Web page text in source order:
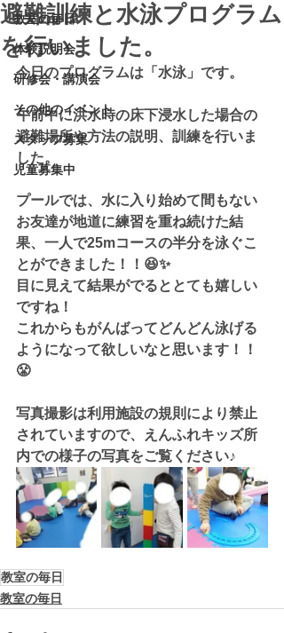
教室の毎日
体験説明会
研修会・講演会
その他のイベント
スタッフ募集
児童募集中
避難訓練と水泳プログラム
を行いました。
今日のプログラムは「水泳」です。
午前中に洪水時の床下浸水した場合の
避難場所や方法の説明、訓練を行いま
した。
プールでは、水に入り始めて間もない
お友達が地道に練習を重ね続けた結
果、一人で25mコースの半分を泳ぐこ
とができました！！😆✨
目に見えて結果がでるととても嬉しい
ですね！
これからもがんばってどんどん泳げる
ようになって欲しいなと思います！！
😤
写真撮影は利用施設の規則により禁止
されていますので、えんふれキッズ所
内での様子の写真をご覧ください♪
教室の毎日
教室の毎日